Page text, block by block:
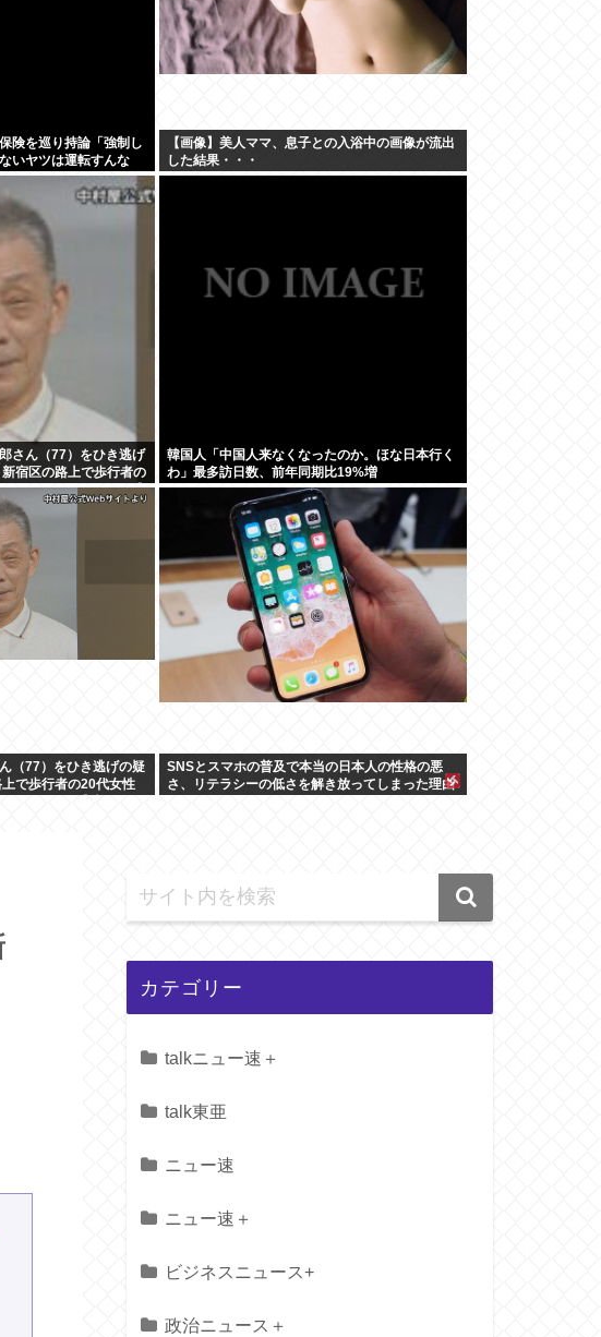
険を巡り持論「強制し
いヤツは運転すんな
【画像】美人ママ、息子との入浴中の画像が流出
した結果・・・
さん（77）をひき逃げ
宿区の路上で歩行者の
せたうえ、そのまま逃
韓国人「中国人来なくなったのか。ほな日本行く
わ」最多訪日数、前年同期比19%増
（77）をひき逃げの疑
で歩行者の20代女性
SNSとスマホの普及で本当の日本人の性格の悪
さ、リテラシーの低さを解き放ってしまった理由
カテゴリー
talkニュー速＋
talk東亜
ニュー速
ニュー速＋
ビジネスニュース+
政治ニュース＋